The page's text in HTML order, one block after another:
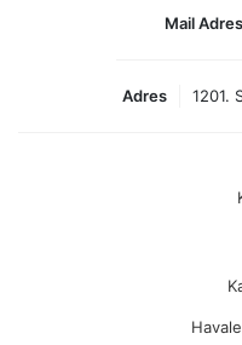
Mail
Adres 1201.